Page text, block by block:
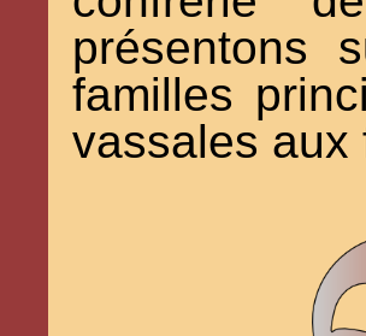
présentons
familles
vassales aux